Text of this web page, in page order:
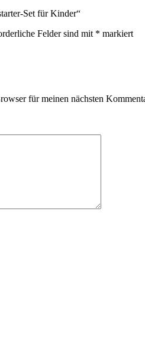
Set für Kinder“
Felder sind mit * markiert
für meinen nächsten